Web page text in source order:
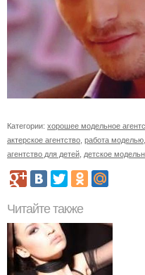
Категории: хорошее модельное
актерское агентство работа моделью
агентство для детей детское
Читайте также